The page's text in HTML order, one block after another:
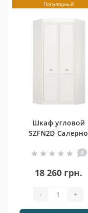
Популярный
Шкаф угловой
SZFN2D Салерно
0
18 260 грн.
- +